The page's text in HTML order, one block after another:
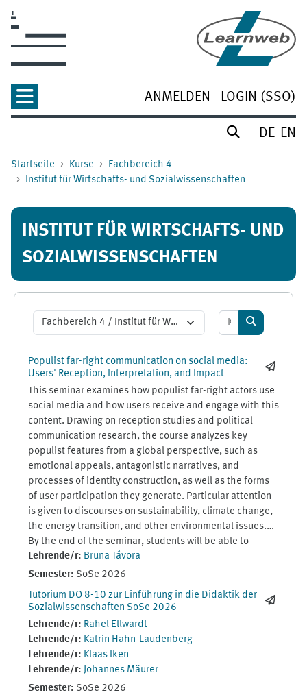
ANMELDEN LOGIN (SSO)
DE EN
Startseite Kurse
Fachbereich 4
Institut für Wirtschafts- und Sozialwissenschaften
INSTITUT FÜR WIRTSCHAFTS- UND
SOZIALWISSENSCHAFTEN
Kurse suchen
Kurse
Populist far-right communication on social media:
Users' Reception, Interpretation, and Impact
This seminar examines how populist far-right actors use
social media and how users receive and engage with this
content. Drawing on reception studies and political
communication research, the course analyzes key
populist features from a global perspective, such as
emotional appeals, antagonistic narratives, and
processes of identity construction, as well as the forms
of user participation they generate. Particular attention
is given to discourses on sustainability, climate change,
the energy transition, and other environmental issues.
By the end of the seminar, students will be able to
critically analyze populist far-right communication from
a user-centered perspective and reflect on its broader
Lehrende/r: Bruna Távora
Semester: SoSe 2026
Tutorium DO 8-10 zur Einführung in die Didaktik der
Sozialwissenschaften SoSe 2026
Lehrende/r: Rahel Ellwardt
Lehrende/r: Katrin Hahn-Laudenberg
Lehrende/r: Klaas Iken
Lehrende/r: Johannes Mäurer
Semester: SoSe 2026